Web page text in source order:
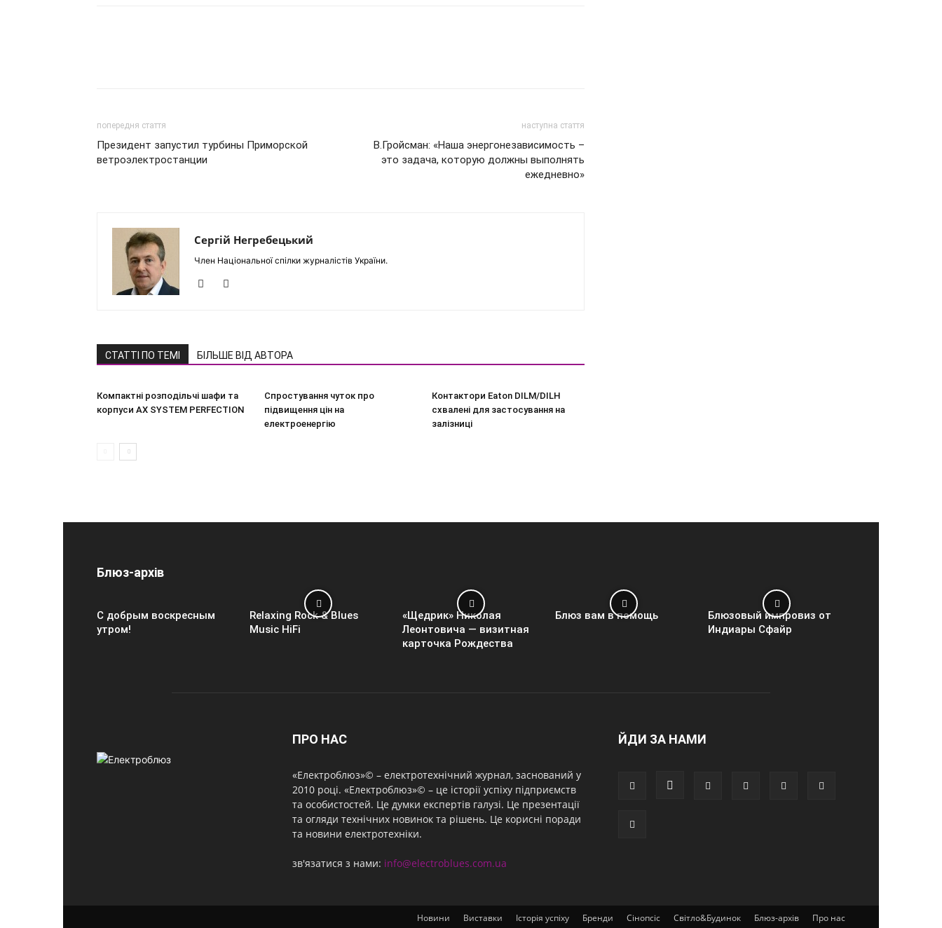
попередня стаття
Президент запустил турбины Приморской
ветроэлектростанции
наступна стаття
В.Гройсман: «Наша энергонезависимость –
это задача, которую должны выполнять
ежедневно»
Сергій Негребецький
Член Національної спілки журналістів України.
СТАТТІ ПО ТЕМІ БІЛЬШЕ ВІД АВТОРА
Компактні розподільчі шафи та
корпуси AX SYSTEM PERFECTION
Спростування чуток про
підвищення цін на
електроенергію
Контактори Eaton DILM/DILH
схвалені для застосування на
залізниці
Блюз-архів
С добрым воскресным
утром!
Relaxing Rock & Blues
Music HiFi
«Щедрик» Николая
Леонтовича — визитная
карточка Рождества
Блюз вам в помощь
Блюзовый импровиз от
Индиары Сфайр
ПРО НАС
«Електроблюз»© – електротехнічний журнал, заснований у
2010 році. «Електроблюз»© – це історії успіху підприємств
та особистостей. Це думки експертів галузі. Це презентації
та огляди технічних новинок та рішень. Це корисні поради
та новини електротехніки.
зв'язатися з нами: info@electroblues.com.ua
ЙДИ ЗА НАМИ
Новини Виставки Історія успіху Бренди Сінопсіс Світло&Будинок Блюз-архів Про нас